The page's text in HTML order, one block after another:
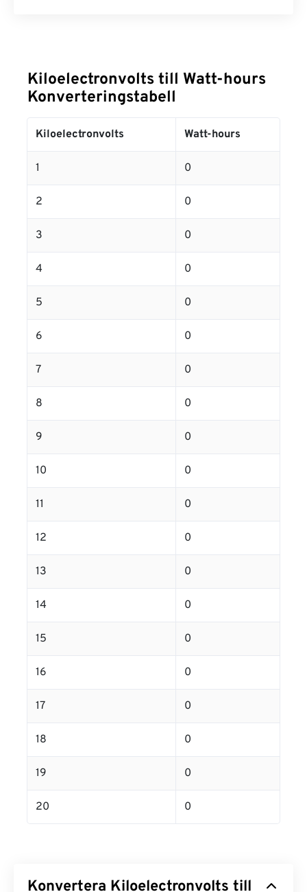
Kiloelectronvolts till Watt-hours
Konverteringstabell
Kiloelectronvolts Watt-hours
1 0
2 0
3 0
4 0
5 0
6 0
7 0
8 0
9 0
10 0
11 0
12 0
13 0
14 0
15 0
16 0
17 0
18 0
19 0
20 0
Konvertera Kiloelectronvolts till